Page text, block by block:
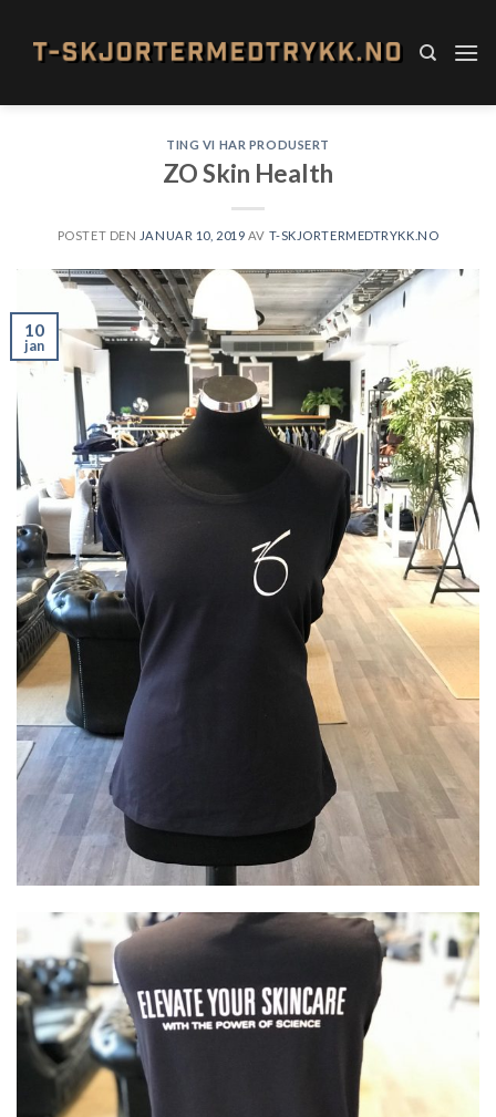
content
TING VI HAR PRODUSERT
ZO Skin Health
POSTET DEN JANUAR 10, 2019 AV T-SKJORTERMEDTRYKK.NO
10
jan